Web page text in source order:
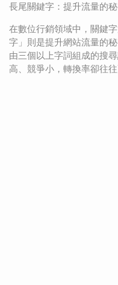
長尾關鍵字：提升流量的
在數位行銷領域中，關鍵
字」則是提升網站流量的
由三個以上字詞組成的搜
高、競爭小，轉換率卻往往